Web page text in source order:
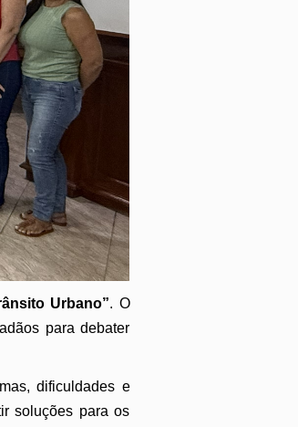
Urbano”. O
para debater
dificuldades e
soluções para os